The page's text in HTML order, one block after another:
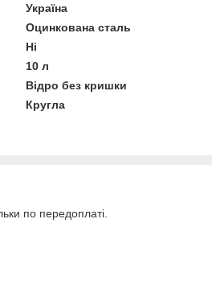
Україна
Оцинкована сталь
Ні
10 л
Відро без кришки
Кругла
по передоплаті.